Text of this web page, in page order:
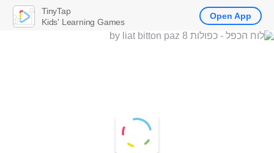
TinyTap
Kids' Learning Games
Open App